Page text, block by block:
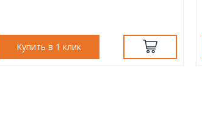
Купить в 1 клик